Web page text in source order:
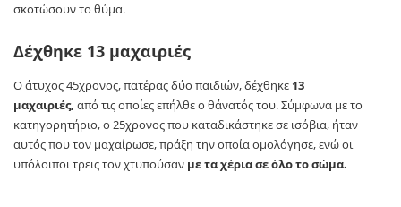
σκοτώσουν το θύμα.
Δέχθηκε 13 μαχαιριές
Ο άτυχος 45χρονος, πατέρας δύο παιδιών, δέχθηκε 13
μαχαιριές, από τις οποίες επήλθε ο θάνατός του. Σύμφωνα με το
κατηγορητήριο, ο 25χρονος που καταδικάστηκε σε ισόβια, ήταν
αυτός που τον μαχαίρωσε, πράξη την οποία ομολόγησε, ενώ οι
υπόλοιποι τρεις τον χτυπούσαν με τα χέρια σε όλο το σώμα.